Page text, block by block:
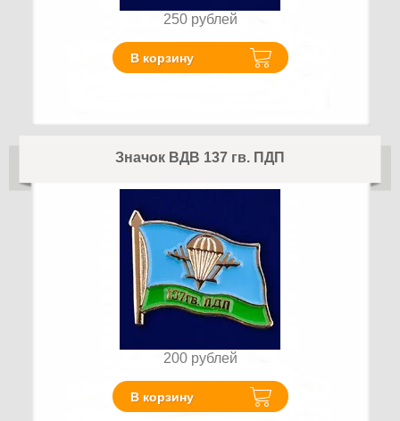
250 рублей
В корзину
Значок ВДВ 137 гв. ПДП
200 рублей
В корзину